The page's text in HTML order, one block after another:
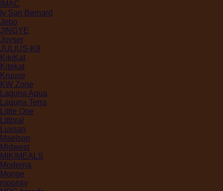
IMAC
Iv San Bernard
Jebo
JINGYE
Joyser
JULIUS-K9
KikiKat
Kitekat
Kruuse
KW Zone
Laguna Aqua
Laguna Terra
Little One
Littoral
Luxsan
Maelson
Midwest
MIKIMEALS
Moderna
Monge
moonsy